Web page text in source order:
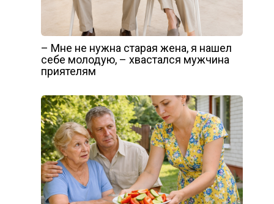
– Мне не нужна старая жена, я нашел
себе молодую, – хвастался мужчина
приятелям